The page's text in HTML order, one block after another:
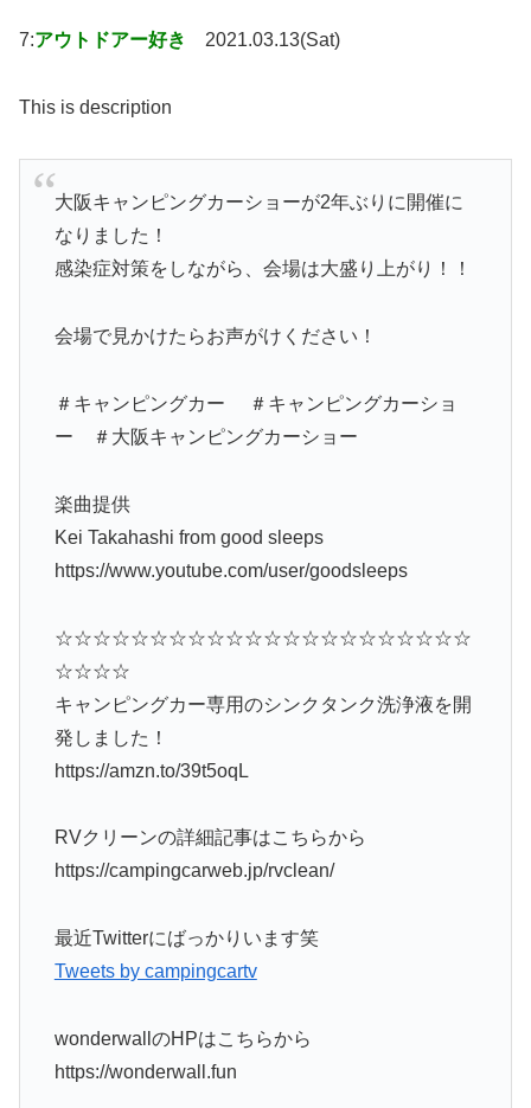
7:アウトドアー好き 2021.03.13(Sat)
This is description
大阪キャンピングカーショーが2年ぶりに開催に
なりました！
感染症対策をしながら、会場は大盛り上がり！！
会場で見かけたらお声がけください！
＃キャンピングカー ＃キャンピングカーショ
ー ＃大阪キャンピングカーショー
楽曲提供
Kei Takahashi from good sleeps
https://www.youtube.com/user/goodsleeps
☆☆☆☆☆☆☆☆☆☆☆☆☆☆☆☆☆☆☆☆☆☆
☆☆☆☆
キャンピングカー専用のシンクタンク洗浄液を開
発しました！
https://amzn.to/39t5oqL
RVクリーンの詳細記事はこちらから
https://campingcarweb.jp/rvclean/
最近Twitterにばっかりいます笑
Tweets by campingcartv
wonderwallのHPはこちらから
https://wonderwall.fun